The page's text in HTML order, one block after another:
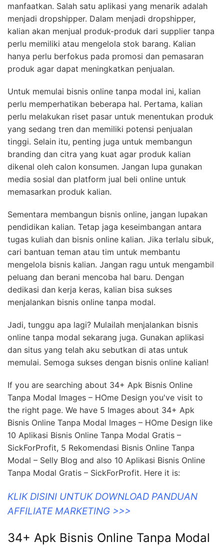
manfaatkan. Salah satu aplikasi yang menarik adalah
menjadi dropshipper. Dalam menjadi dropshipper,
kalian akan menjual produk-produk dari supplier tanpa
perlu memiliki atau mengelola stok barang. Kalian
hanya perlu berfokus pada promosi dan pemasaran
produk agar dapat meningkatkan penjualan.
Untuk memulai bisnis online tanpa modal ini, kalian
perlu memperhatikan beberapa hal. Pertama, kalian
perlu melakukan riset pasar untuk menentukan produk
yang sedang tren dan memiliki potensi penjualan
tinggi. Selain itu, penting juga untuk membangun
branding dan citra yang kuat agar produk kalian
dikenal oleh calon konsumen. Jangan lupa gunakan
media sosial dan platform jual beli online untuk
memasarkan produk kalian.
Sementara membangun bisnis online, jangan lupakan
pendidikan kalian. Tetap jaga keseimbangan antara
tugas kuliah dan bisnis online kalian. Jika terlalu sibuk,
cari bantuan teman atau tim untuk membantu
mengelola bisnis kalian. Jangan ragu untuk mengambil
peluang dan berani mencoba hal baru. Dengan
dedikasi dan kerja keras, kalian bisa sukses
menjalankan bisnis online tanpa modal.
Jadi, tunggu apa lagi? Mulailah menjalankan bisnis
online tanpa modal sekarang juga. Gunakan aplikasi
dan situs yang telah aku sebutkan di atas untuk
memulai. Semoga sukses dengan bisnis online kalian!
If you are searching about 34+ Apk Bisnis Online
Tanpa Modal Images – HOme Design you've visit to
the right page. We have 5 Images about 34+ Apk
Bisnis Online Tanpa Modal Images – HOme Design like
10 Aplikasi Bisnis Online Tanpa Modal Gratis –
SickForProfit, 5 Rekomendasi Bisnis Online Tanpa
Modal – Selly Blog and also 10 Aplikasi Bisnis Online
Tanpa Modal Gratis – SickForProfit. Here it is:
KLIK DISINI UNTUK DOWNLOAD PANDUAN
AFFILIATE MARKETING >>>
34+ Apk Bisnis Online Tanpa Modal